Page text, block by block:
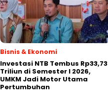
Bisnis & Ekonomi
Investasi NTB Tembus Rp33,73
Triliun di Semester I 2026,
UMKM Jadi Motor Utama
Pertumbuhan